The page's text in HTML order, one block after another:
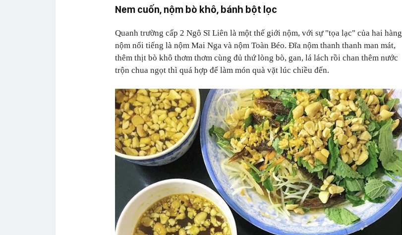
Nem cuốn, nộm bò khô, bánh bột lọc
Quanh trường cấp 2 Ngô Sĩ Liên là một thế giới nộm, với sự "tọa lạc" của hai hàng
nộm nổi tiếng là nộm Mai Nga và nộm Toàn Béo. Đĩa nộm thanh thanh man mát,
thêm thịt bò khô thơm thơm cùng đủ thứ lòng bò, gan, lá lách rồi chan thêm nước
trộn chua ngọt thì quá hợp để làm món quà vặt lúc chiều đến.